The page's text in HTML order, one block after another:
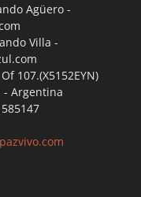
Agüero -
Villa -
107.(X5152EYN)
- Argentina